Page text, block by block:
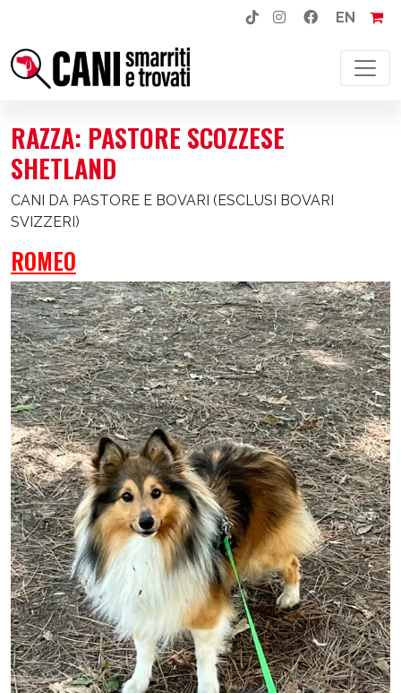
EN
NAVIGAZIONE PRINCIPALE
RAZZA: PASTORE SCOZZESE
SHETLAND
CANI DA PASTORE E BOVARI (ESCLUSI BOVARI
SVIZZERI)
ROMEO